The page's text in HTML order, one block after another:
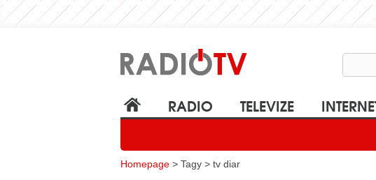
RADIO TELEVIZE
Homepage > Tagy > tv diar